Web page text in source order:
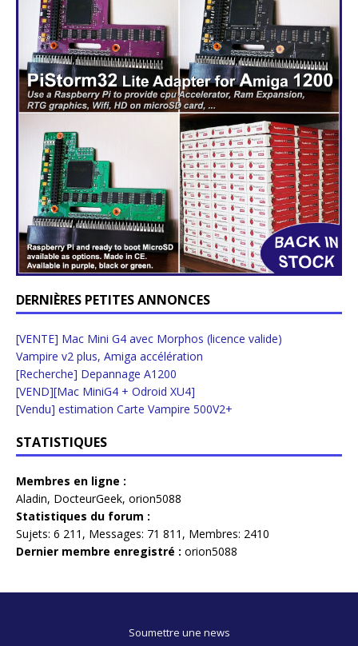
DERNIÈRES PETITES ANNONCES
[VENTE] Mac Mini G4 avec Morphos (licence valide)
Vampire v2 plus, Amiga accélération
[Recherche] Depannage A1200
[VEND][Mac MiniG4 + Odroid XU4]
[Vendu] estimation Carte Vampire 500V2+
STATISTIQUES
Membres en ligne :
Aladin, DocteurGeek, orion5088
Statistiques du forum :
Sujets: 6 211, Messages: 71 811, Membres: 2410
Dernier membre enregistré : orion5088
Soumettre une news